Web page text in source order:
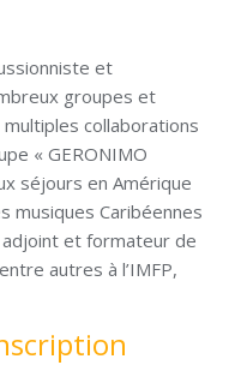
et
groupes et
collaborations
« GERONIMO
séjours en Amérique
musiques Caribéennes
et formateur de
autres à l’IMFP,